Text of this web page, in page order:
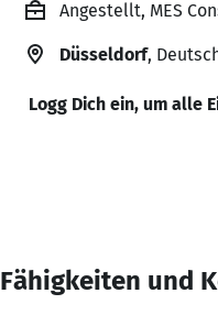
Angestellt, MES
Düsseldorf,
Logg Dich ein, um alle
Fähigkeiten und